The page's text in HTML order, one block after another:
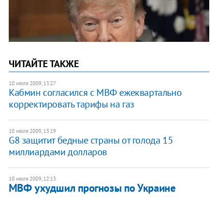
ЧИТАЙТЕ ТАКЖЕ
10 июля 2009, 13:27
Кабмин согласился с МВФ ежеквартально
корректировать тарифы на газ
10 июля 2009, 13:19
G8 защитит бедные страны от голода 15
миллиардами долларов
10 июля 2009, 12:13
МВФ ухудшил прогнозы по Украине